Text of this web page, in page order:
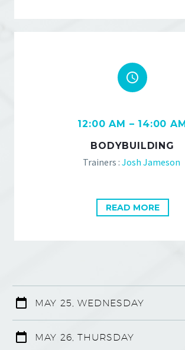


12:00 AM – 14:00 AM
BODYBUILDING
Trainers : Josh Jameson
READ MORE
MAY 25, WEDNESDAY
MAY 26, THURSDAY